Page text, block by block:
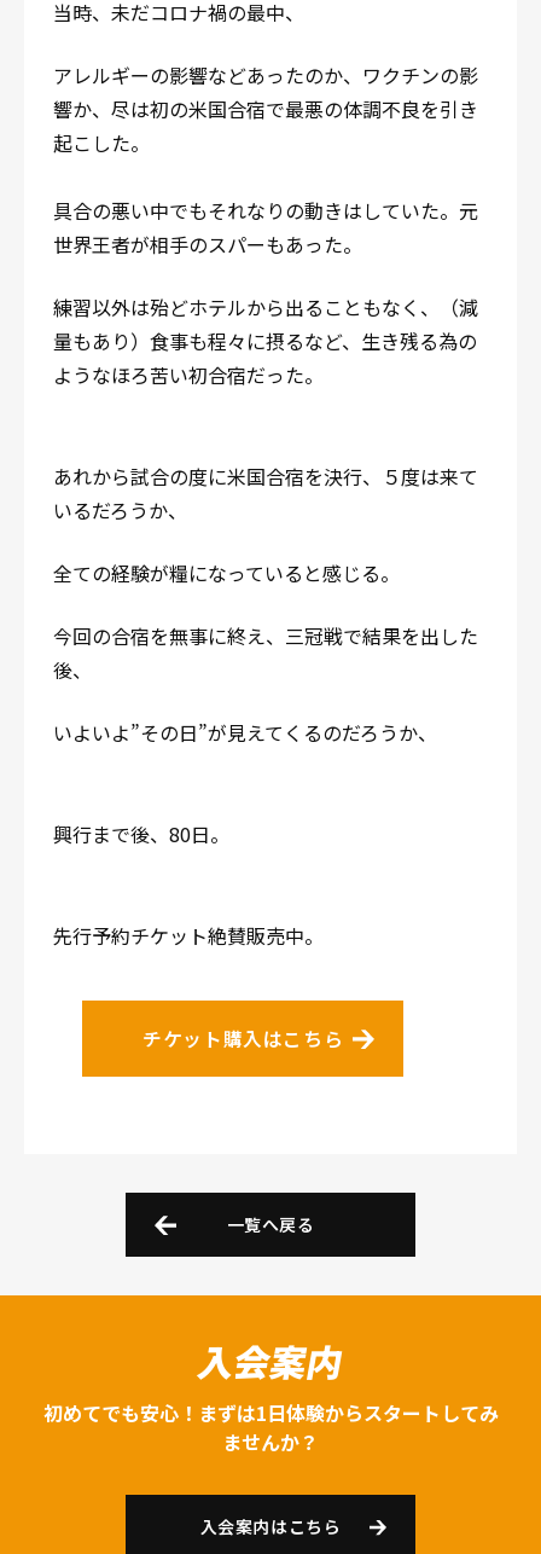
当時、未だコロナ禍の最中、
アレルギーの影響などあったのか、ワクチンの影
響か、尽は初の米国合宿で最悪の体調不良を引き
起こした。
具合の悪い中でもそれなりの動きはしていた。元
世界王者が相手のスパーもあった。
練習以外は殆どホテルから出ることもなく、（減
量もあり）食事も程々に摂るなど、生き残る為の
ようなほろ苦い初合宿だった。
あれから試合の度に米国合宿を決行、５度は来て
いるだろうか、
全ての経験が糧になっていると感じる。
今回の合宿を無事に終え、三冠戦で結果を出した
後、
いよいよ”その日”が見えてくるのだろうか、
興行まで後、80日。
先行予約チケット絶賛販売中。
チケット購入はこちら
一覧へ戻る
入会案内
初めてでも安心！まずは1日体験からスタートしてみ
ませんか？
入会案内はこちら